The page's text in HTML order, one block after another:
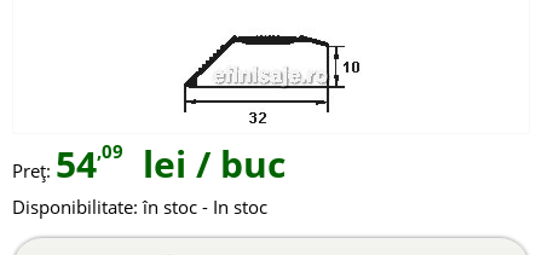
Preţ: 54,09 lei / buc
Disponibilitate: în stoc - In stoc